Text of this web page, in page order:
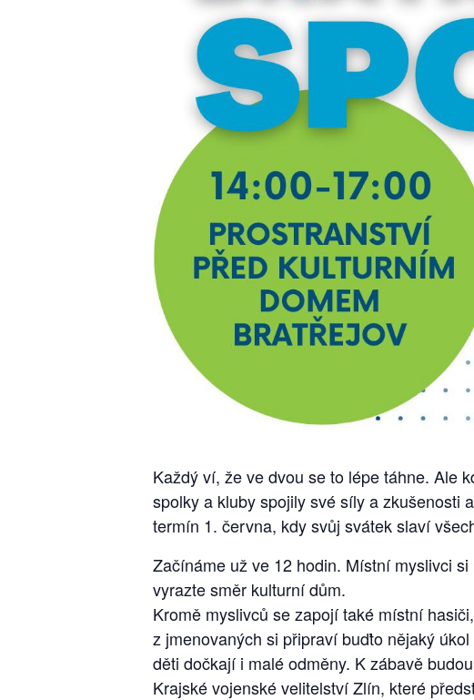
Každý ví, že ve dvou se to lépe táhne. Ale
spolky a kluby spojily své síly a zkušenosti
termín 1. června, kdy svůj svátek slaví
Začínáme už ve 12 hodin. Místní myslivci
vyrazte směr kulturní dům.
Kromě myslivců se zapojí také místní
z jmenovaných si připraví buďto nějaký
děti dočkají i malé odměny. K zábavě
Krajské vojenské velitelství Zlín, které